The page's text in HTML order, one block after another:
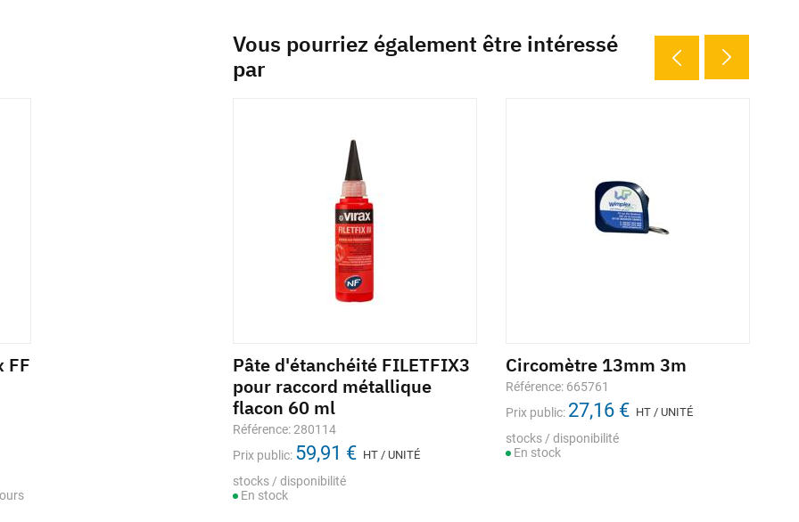
FF
Vous pourriez également être intéressé
par
manuel GB2 pour
disponibilité
Pâte d'étanchéité FILETFIX3
pour raccord métallique
flacon 60 ml
Référence: 280114
Prix public: 59,91 € HT / UNITÉ
stocks / disponibilité
En stock
Circomètre 13mm 3m
Référence: 665761
Prix public: 27,16 € HT / UNITÉ
stocks / disponibilité
En stock